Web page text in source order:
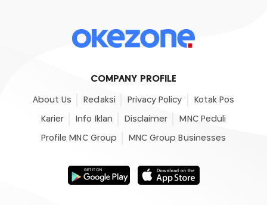
COMPANY PROFILE
About Us Redaksi Privacy Policy Kotak Pos
Karier Info Iklan Disclaimer MNC Peduli
Profile MNC Group MNC Group Businesses